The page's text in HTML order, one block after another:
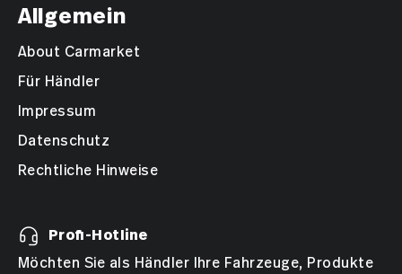
Allgemein
About Carmarket
Für Händler
Impressum
Datenschutz
Rechtliche Hinweise
Profi-Hotline
Möchten Sie als Händler Ihre Fahrzeuge, Produkte